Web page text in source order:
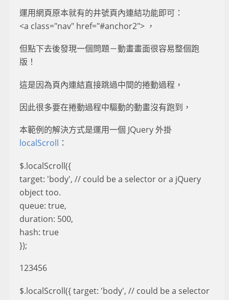
運用網頁原本就有的井號頁內連結功能即可：
<a class="nav" href="#anchor2"> ，
但點下去後發現一個問題－動畫畫面很容易整個跑
版！
這是因為頁內連結直接跳過中間的捲動過程，
因此很多要在捲動過程中驅動的動畫沒有跑到，
本範例的解決方式是運用一個 JQuery 外掛
localScroll ：
$.localScroll({
target: 'body', // could be a selector or a jQuery
object too.
queue: true,
duration: 500,
hash: true
});
123456
$.localScroll({ target: 'body', // could be a selector